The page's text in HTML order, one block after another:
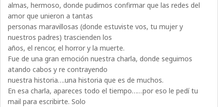
almas, hermoso, donde pudimos confirmar que las redes del
amor que unieron a tantas
personas maravillosas (donde estuviste vos, tu mujer y
nuestros padres) trascienden los
años, el rencor, el horror y la muerte.
Fue de una gran emoción nuestra charla, donde seguimos
atando cabos y re contrayendo
nuestra historia….una historia que es de muchos.
En esa charla, apareces todo el tiempo……por eso le pedí tu
mail para escribirte. Solo